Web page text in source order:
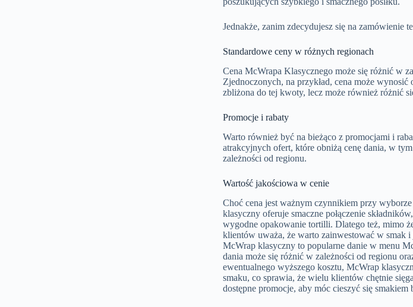
Jednakże, zanim zdecydujesz się na zamówienie
Standardowe ceny w różnych regionach
Cena McWrapa Klasycznego może się różnić w
Zjednoczonych, na przykład, cena może
zbliżona do tej kwoty, lecz może również różnić
Promocje i rabaty
Warto również być na bieżąco z promocjami i
atrakcyjnych ofert, które obniżą cenę dania, w
zależności od regionu.
Wartość jakościowa w cenie
Choć cena jest ważnym czynnikiem przy
klasyczny oferuje smaczne połączenie
wygodne opakowanie tortilli. Dlatego też, mimo
klientów uważa, że warto zainwestować w smak i
McWrap klasyczny to popularne danie w menu
dania może się różnić w zależności od regionu
ewentualnego wyższego kosztu, McWrap
smaku, co sprawia, że wielu klientów chętnie
dostępne promocje, aby móc cieszyć się smakiem